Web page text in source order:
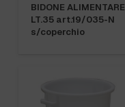
BIDONE ALIMENTARE
LT.35 art.19/035-N
s/coperchio